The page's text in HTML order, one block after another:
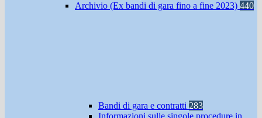
Archivio (Ex bandi di gara fino a fine 2023) 440
Bandi di gara e contratti 283
Informazioni sulle singole procedure in